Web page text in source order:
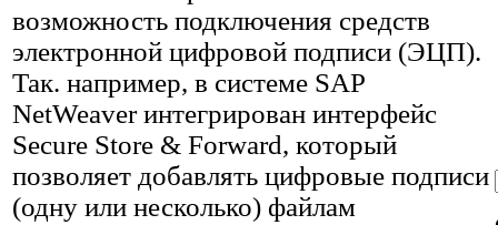
возможность подключения средств
электронной цифровой подписи (ЭЦП).
Так. например, в системе SAP
NetWeaver интегрирован интерфейс
Secure Store & Forward, который
позволяет добавлять цифровые подписи
(одну или несколько) файлам